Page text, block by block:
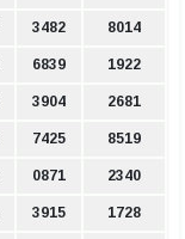
3482 8014
6839 1922
3904 2681
7425 8519
0871 2340
3915 1728